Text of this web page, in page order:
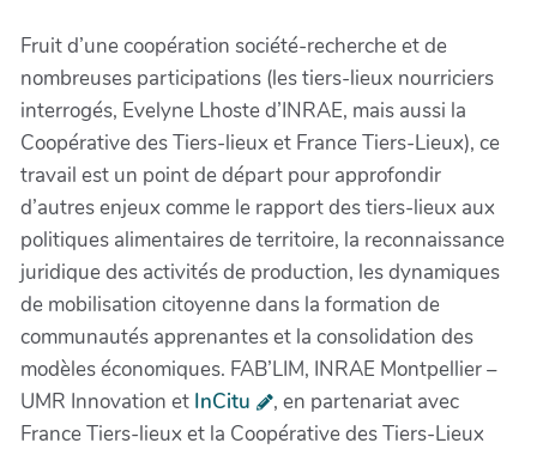
Fruit d’une coopération société-recherche et de
nombreuses participations (les tiers-lieux nourriciers
interrogés, Evelyne Lhoste d’INRAE, mais aussi la
Coopérative des Tiers-lieux et France Tiers-Lieux), ce
travail est un point de départ pour approfondir
d’autres enjeux comme le rapport des tiers-lieux aux
politiques alimentaires de territoire, la reconnaissance
juridique des activités de production, les dynamiques
de mobilisation citoyenne dans la formation de
communautés apprenantes et la consolidation des
modèles économiques. FAB’LIM, INRAE Montpellier –
UMR Innovation et InCitu
, en partenariat avec
France Tiers-lieux et la Coopérative des Tiers-Lieux